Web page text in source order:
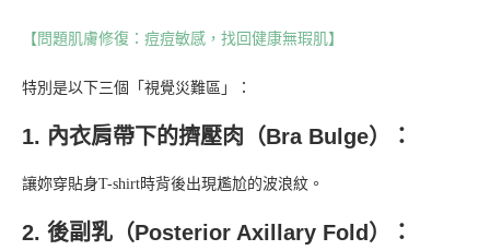
【問題肌膚修復：痘痘敏感，找回健康無瑕肌】
特別是以下三個「視覺災難區」：
1. 內衣肩帶下的擠壓肉（Bra Bulge）：
讓妳穿貼身T-shirt時背後出現尷尬的波浪紋。
2. 後副乳（Posterior Axillary Fold）：